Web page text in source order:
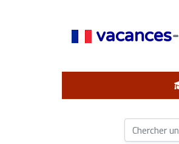
vacances-